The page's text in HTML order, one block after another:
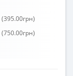
(395.00грн)
(750.00грн)